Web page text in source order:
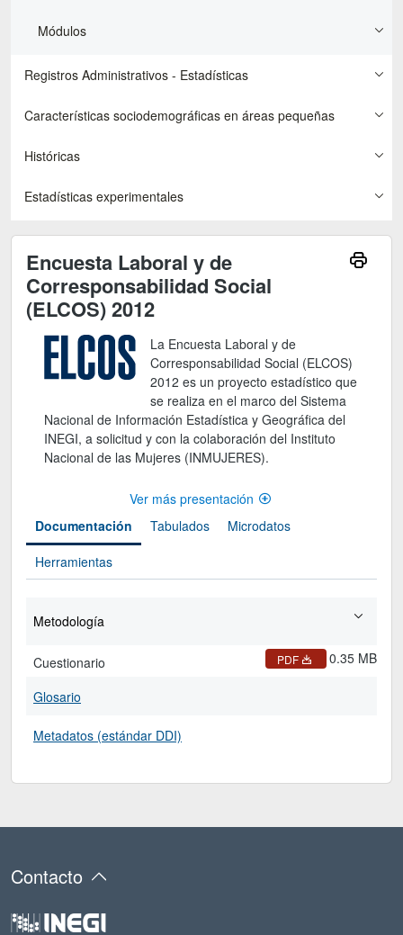
Módulos
Registros Administrativos - Estadísticas
Características sociodemográficas en áreas pequeñas
Históricas
Estadísticas experimentales
Encuesta Laboral y de
Corresponsabilidad Social
(ELCOS) 2012
La Encuesta Laboral y de
Corresponsabilidad Social (ELCOS)
2012 es un proyecto estadístico que
se realiza en el marco del Sistema
Nacional de Información Estadística y Geográfica del
INEGI, a solicitud y con la colaboración del Instituto
Nacional de las Mujeres (INMUJERES).
Ver más presentación
Documentación
Tabulados
Microdatos
Herramientas
Metodología
Cuestionario PDF 0.35 MB
Glosario
Metadatos (estándar DDI)
Contacto